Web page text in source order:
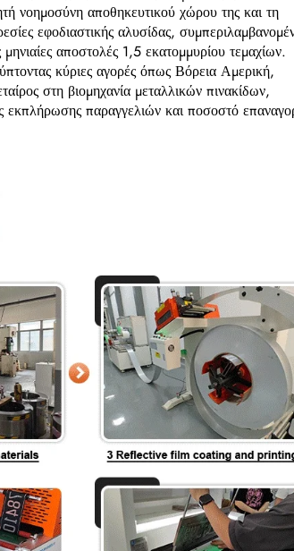
νοημοσύνη αποθηκευτικού χώρου της και τη
εφοδιαστικής αλυσίδας,
αποστολές 1,5 εκατομμυρίου τεμαχίων.
κύριες αγορές όπως Βόρεια Αμερική,
στη βιομηχανία μεταλλικών πινακίδων,
εκπλήρωσης παραγγελιών και ποσοστό